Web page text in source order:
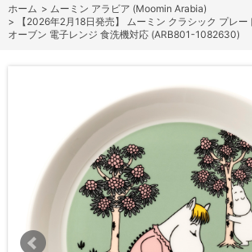
ホーム > ムーミン アラビア (Moomin Arabia)
>
【2026年2月18日発売】 ムーミン クラシック プレ
オーブン 電子レンジ 食洗機対応 (ARB801-1082630)